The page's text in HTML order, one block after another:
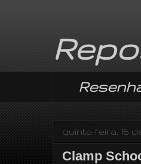
quinta-feira, 16
Clamp